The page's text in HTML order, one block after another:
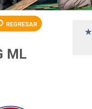
REGRESAR
ML
★